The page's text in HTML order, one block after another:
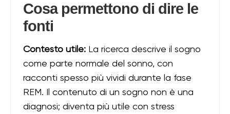
Cosa permettono di dire le
fonti
Contesto utile: La ricerca descrive il sogno
come parte normale del sonno, con
racconti spesso più vividi durante la fase
REM. Il contenuto di un sogno non è una
diagnosi; diventa più utile con stress